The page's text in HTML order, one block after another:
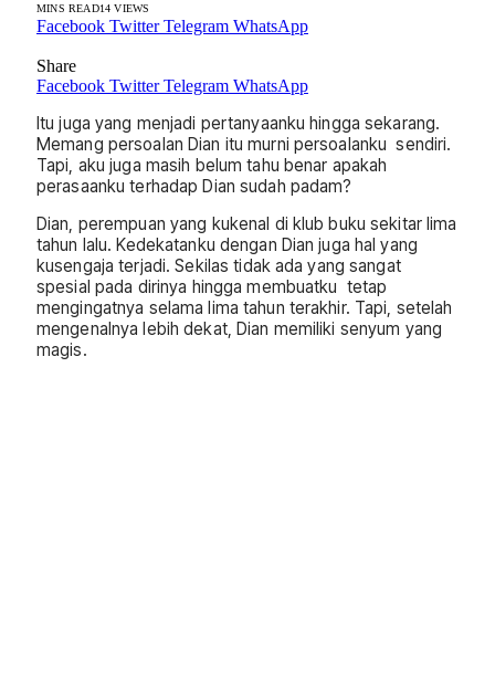
MINS READ14VIEWS
Facebook Twitter Telegram WhatsApp
Share
Facebook Twitter Telegram WhatsApp
Itu juga yang menjadi pertanyaanku hingga sekarang.
Memang persoalan Dian itu murni persoalanku sendiri.
Tapi, aku juga masih belum tahu benar apakah
perasaanku terhadap Dian sudah padam?
Dian, perempuan yang kukenal di klub buku sekitar lima
tahun lalu. Kedekatanku dengan Dian juga hal yang
kusengaja terjadi. Sekilas tidak ada yang sangat
spesial pada dirinya hingga membuatku tetap
mengingatnya selama lima tahun terakhir. Tapi, setelah
mengenalnya lebih dekat, Dian memiliki senyum yang
magis.